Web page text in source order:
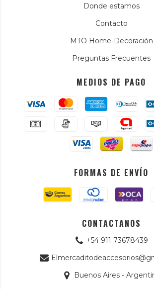
Donde estamos
Contacto
MTO Home-Decoración
Preguntas Frecuentes
MEDIOS DE PAGO
FORMAS DE ENVÍO
CONTACTANOS
+54 911 73678439
Buenos Aires -